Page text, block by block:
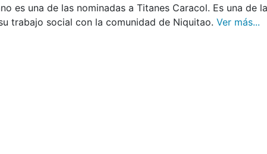
es una de las nominadas a Titanes Caracol. Es una de
trabajo social con la comunidad de Niquitao. Ver más...